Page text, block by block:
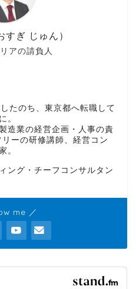
アの請負人
すぎ じゅん）
たのち、東京都へ転職して
。
造業の経営企画・人事の責
ーの研修講師、経営コン
。
ング・チーフコンサルタン
me ／